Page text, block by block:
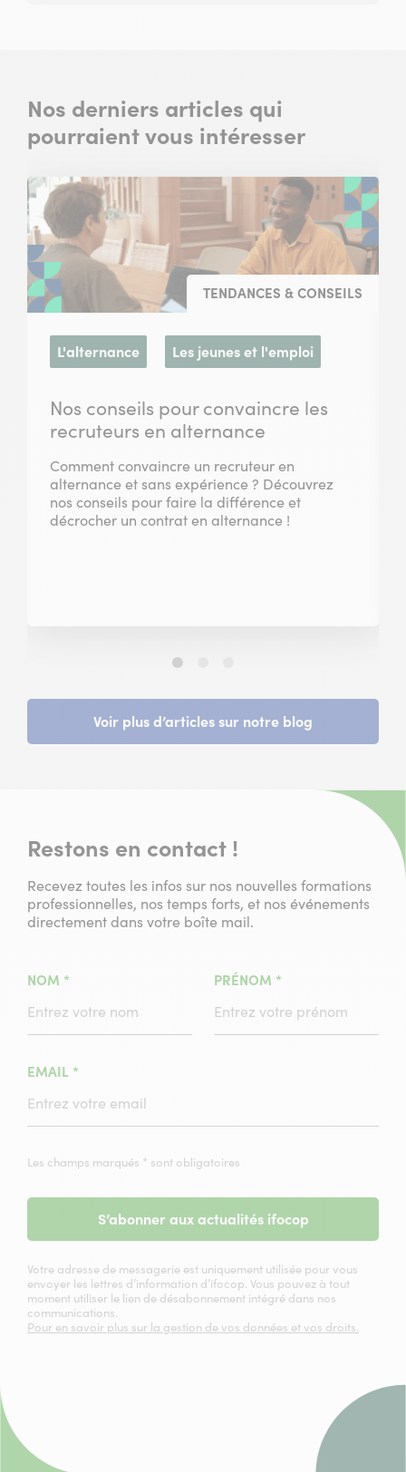
Nos derniers articles qui
pourraient vous intéresser
TENDANCES & CONSEILS
L'alternance Les jeunes et l'emploi
Nos conseils pour convaincre les
recruteurs en alternance
Comment convaincre un recruteur en
alternance et sans expérience ? Découvrez
nos conseils pour faire la différence et
décrocher un contrat en alternance !
Slide
sur
3
sur
3
sur
3
Voir plus d’articles sur notre blog
Restons en contact !
Recevez toutes les infos sur nos nouvelles formations
professionnelles, nos temps forts, et nos événements
directement dans votre boîte mail.
NOM * PRÉNOM *
EMAIL *
Les champs marqués * sont obligatoires
S’abonner aux actualités ifocop
Votre adresse de messagerie est uniquement utilisée pour vous
envoyer les lettres d’information d’ifocop. Vous pouvez à tout
moment utiliser le lien de désabonnement intégré dans nos
communications.
Pour en savoir plus sur la gestion de vos données et vos droits.